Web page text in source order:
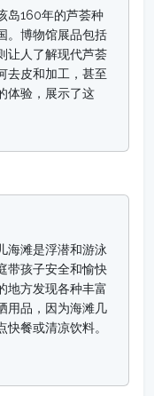
岛160年的芦荟种
。博物馆展品包括
让人了解现代芦荟
去皮和加工，甚至
体验，展示了这
海滩是浮潜和游泳
带孩子安全和愉快
地方发现各种丰富
用品，因为海滩几
餐或清凉饮料。